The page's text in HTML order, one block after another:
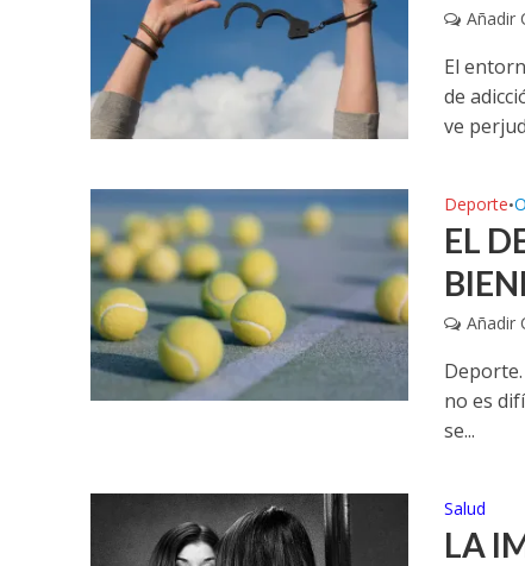
Añadir
El
de
ve
Deporte•
EL
Añadir
no es
se...
Salud
LA